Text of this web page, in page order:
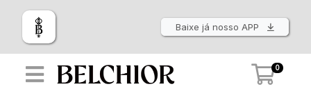
Baixe já nosso APP
0